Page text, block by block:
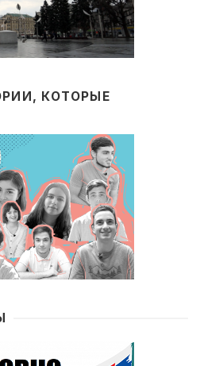
КОТОРЫЕ